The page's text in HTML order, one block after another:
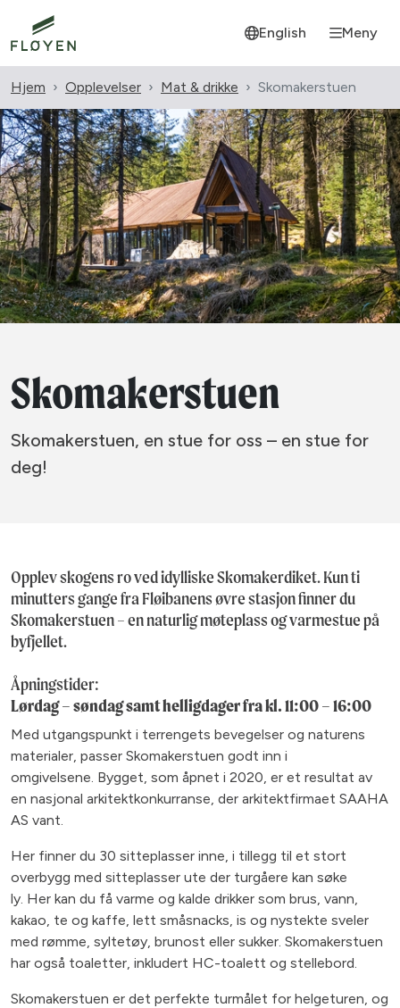
English Meny
Hjem Opplevelser Mat & drikke Skomakerstuen
Skomakerstuen
Skomakerstuen, en stue for oss – en stue for
deg!
Opplev skogens ro ved idylliske Skomakerdiket. Kun ti
minutters gange fra Fløibanens øvre stasjon finner du
Skomakerstuen – en naturlig møteplass og varmestue på
byfjellet.
Åpningstider:
Lørdag – søndag samt helligdager fra kl. 11:00 – 16:00
Med utgangspunkt i terrengets bevegelser og naturens
materialer, passer Skomakerstuen godt inn i
omgivelsene. Bygget, som åpnet i 2020, er et resultat av
en nasjonal arkitektkonkurranse, der arkitektfirmaet SAAHA
AS vant.
Her finner du 30 sitteplasser inne, i tillegg til et stort
overbygg med sitteplasser ute der turgåere kan søke
ly. Her kan du få varme og kalde drikker som brus, vann,
kakao, te og kaffe, lett småsnacks, is og nystekte sveler
med rømme, syltetøy, brunost eller sukker. Skomakerstuen
har også toaletter, inkludert HC-toalett og stellebord.
Skomakerstuen er det perfekte turmålet for helgeturen, og